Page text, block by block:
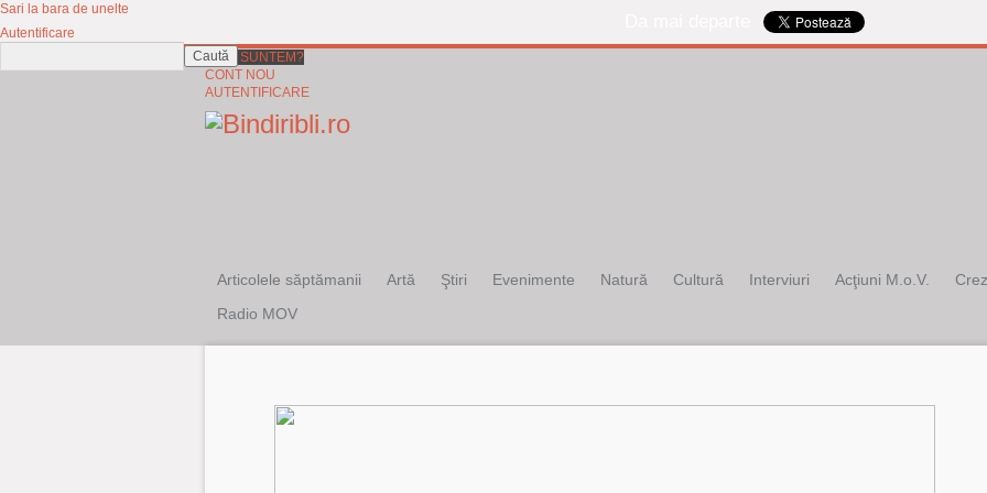
CINE SUNTEM?
CONT NOU
AUTENTIFICARE
Articolele săptămanii Artă Ştiri Evenimente Natură Cultură Interviuri Acţiuni M.o.V. Crez
Radio MOV
Sari la bara de unelte
Autentificare
Caută